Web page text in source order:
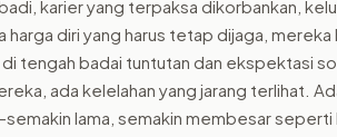
karier yang terpaksa dikorbankan,
diri yang harus tetap dijaga, mereka
tengah badai tuntutan dan ekspektasi
ada kelelahan yang jarang terlihat.
lama, semakin membesar seperti